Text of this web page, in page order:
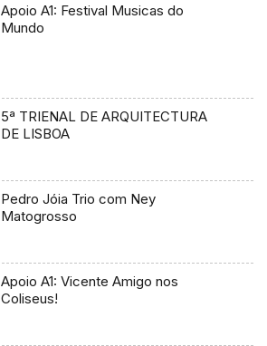
Apoio A1: Festival Musicas do
Mundo
5ª TRIENAL DE ARQUITECTURA
DE LISBOA
Pedro Jóia Trio com Ney
Matogrosso
Apoio A1: Vicente Amigo nos
Coliseus!